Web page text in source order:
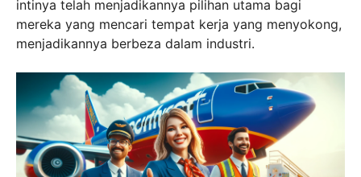
intinya telah menjadikannya pilihan utama bagi
mereka yang mencari tempat kerja yang menyokong,
menjadikannya berbeza dalam industri.